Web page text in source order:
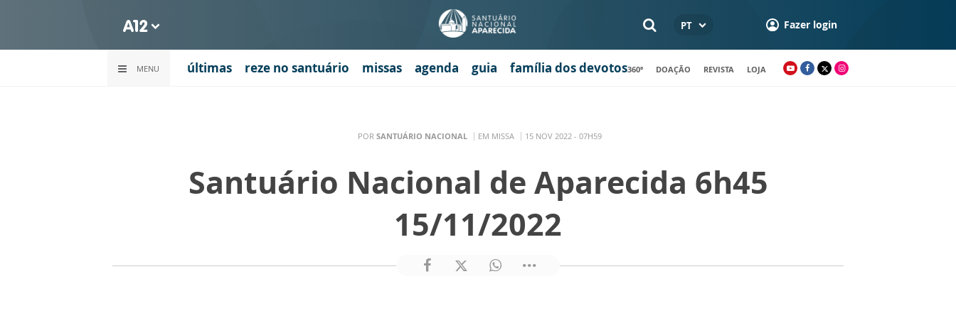
PT Fazer login
MENU últimas reze no santuário missas agenda guia família dos devotos360º DOAÇÃO REVISTA LOJA
POR SANTUÁRIO NACIONAL EM MISSA 15 NOV 2022 - 07H59
Santuário Nacional de Aparecida 6h45
15/11/2022